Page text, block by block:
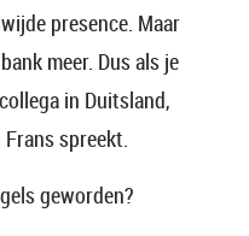
presence. Maar
meer. Dus als je
in Duitsland,
spreekt.
geworden?